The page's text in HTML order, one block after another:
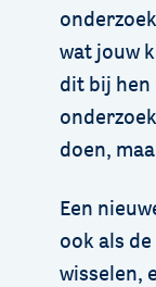
wat jouw
dit bij hen
doen,
Een
ook als
wisselen,